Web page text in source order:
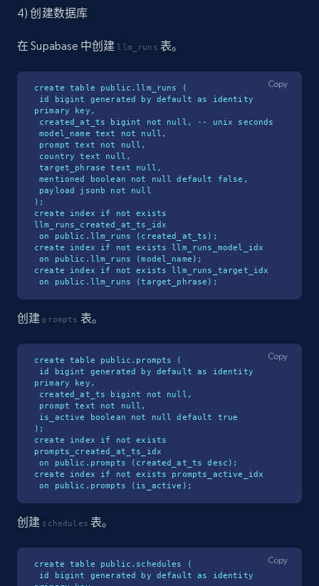
4) 创建数据库
在 Supabase 中创建 llm_runs 表。
create table public.llm_runs (
primary key,
model_name text not null,
target_phrase text null,
mentioned boolean not null default false,
);
create index if not exists
llm_runs_created_at_ts_idx
on public.llm_runs (created_at_ts);
create index if not exists llm_runs_model_idx
on public.llm_runs (model_name);
create index if not exists llm_runs_target_idx
on public.llm_runs (target_phrase);
Copy
创建 prompts 表。
create table public.prompts (
primary key,
);
create index if not exists
prompts_created_at_ts_idx
on public.prompts (created_at_ts desc);
create index if not exists prompts_active_idx
on public.prompts (is_active);
Copy
创建 schedules 表。
create table public.schedules (
Copy